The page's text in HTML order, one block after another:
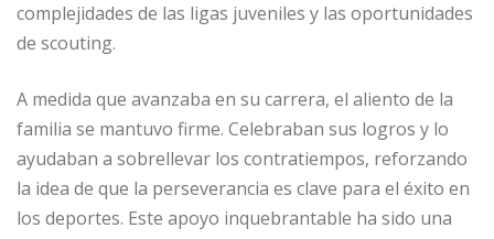
complejidades de las ligas juveniles y las oportunidades
de scouting.
A medida que avanzaba en su carrera, el aliento de la
familia se mantuvo firme. Celebraban sus logros y lo
ayudaban a sobrellevar los contratiempos, reforzando
la idea de que la perseverancia es clave para el éxito en
los deportes. Este apoyo inquebrantable ha sido una